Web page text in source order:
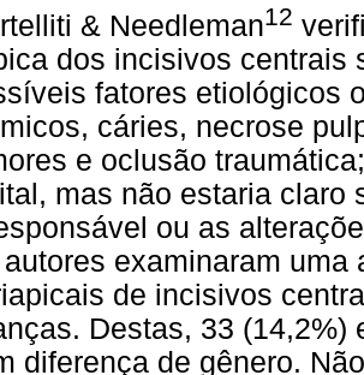
& Needleman12
dos incisivos centrais
fatores etiológicos
cáries, necrose
e oclusão
mas não estaria claro
ou as
examinaram
de incisivos
Destas, 33
diferença de gênero.